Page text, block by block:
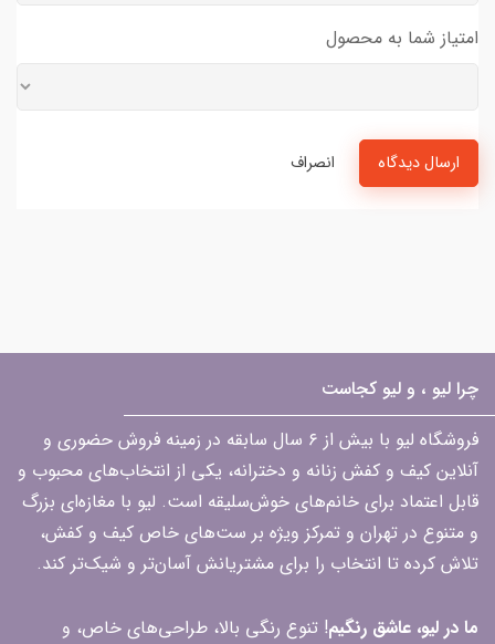
امتیاز شما به محصول
ارسال دیدگاه انصراف
چرا لیو ، و لیو کجاست
فروشگاه لیو با بیش از ۶ سال سابقه در زمینه فروش حضوری و
آنلاین کیف و کفش زنانه و دخترانه، یکی از انتخاب‌های محبوب و
قابل اعتماد برای خانم‌های خوش‌سلیقه است. لیو با مغازه‌ای بزرگ
و متنوع در تهران و تمرکز ویژه بر ست‌های خاص کیف و کفش،
تلاش کرده تا انتخاب را برای مشتریانش آسان‌تر و شیک‌تر کند.
ما در لیو، عاشق رنگیم! تنوع رنگی بالا، طراحی‌های خاص، و